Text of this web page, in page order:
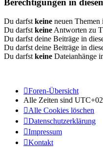
Berechtigungen in
Du darfst keine neuen Themen
Du darfst keine Antworten zu
Du darfst deine Beiträge in
Du darfst deine Beiträge in
Du darfst keine Dateianhänge
Foren-Übersicht
Alle Zeiten sind
Alle Cookies löschen
Datenschutzerklärung
Impressum
Kontakt